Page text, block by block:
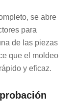
se abre
para
de las piezas
que el moldeo
y eficaz.